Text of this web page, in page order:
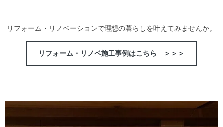
リフォーム・リノベーションで理想の暮らしを叶えてみませんか。
リフォーム・リノベ施工事例はこちら ＞＞＞